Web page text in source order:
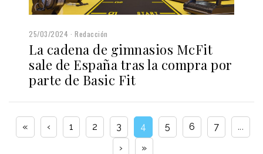
25/03/2024 Redacción
La cadena de gimnasios McFit
sale de España tras la compra por
parte de Basic Fit
« ‹ 1 2 3 4 5 6 7
...
›
»